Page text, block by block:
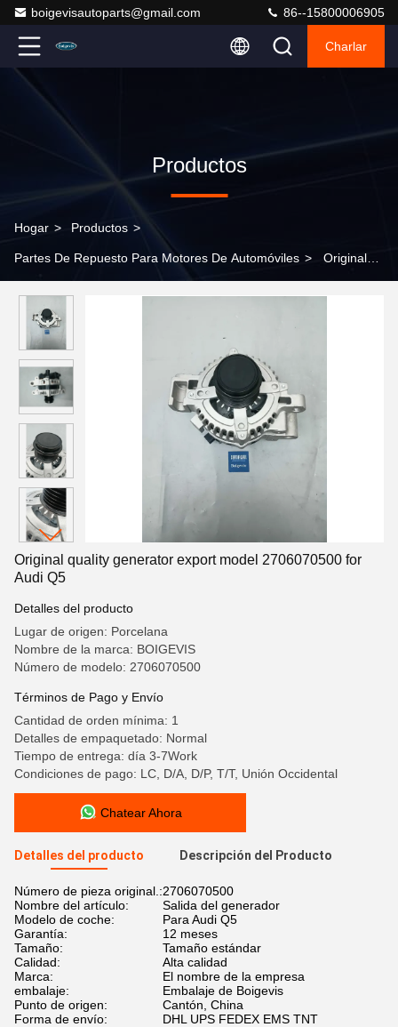
boigevisautoparts@gmail.com 86--15800006905
Charlar
Productos
Hogar > Productos >
Partes De Repuesto Para Motores De Automóviles > Original
Original quality generator export model 2706070500 for
Audi Q5
Detalles del producto
Lugar de origen: Porcelana
Nombre de la marca: BOIGEVIS
Número de modelo: 2706070500
Términos de Pago y Envío
Cantidad de orden mínima: 1
Detalles de empaquetado: Normal
Tiempo de entrega: día 3-7Work
Condiciones de pago: LC, D/A, D/P, T/T, Unión Occidental
Chatear Ahora
Detalles del producto Descripción del Producto
Número de pieza original.:2706070500
Nombre del artículo:
Salida del generador
Modelo de coche:
Para Audi Q5
Garantía:
12 meses
Tamaño:
Tamaño estándar
Calidad:
Alta calidad
Marca:
El nombre de la empresa
embalaje:
Embalaje de Boigevis
Punto de origen:
Cantón, China
Forma de envío:
DHL UPS FEDEX EMS TNT